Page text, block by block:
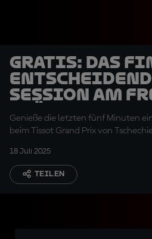
GRATIS: Das
Session am
Brünn
Genieße die letzten fünf Minuten
beim Tissot Grand Prix von
18 Juli 2025
TEILEN